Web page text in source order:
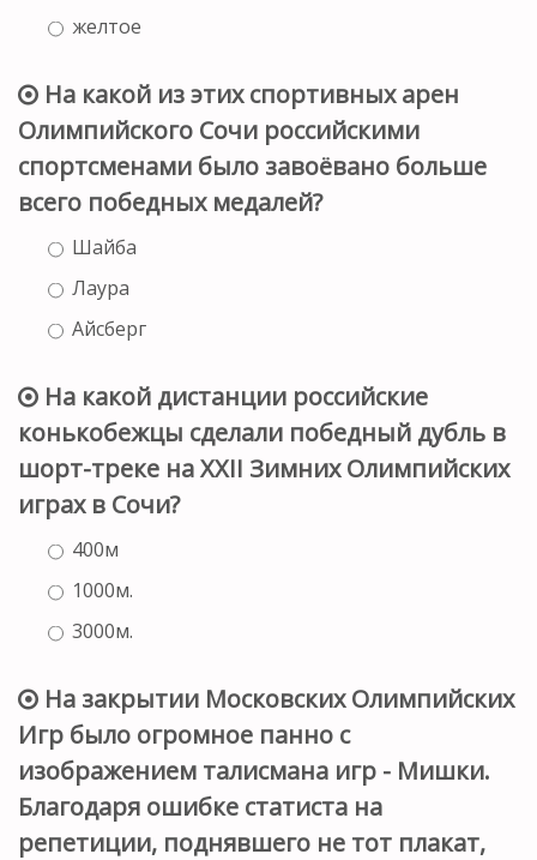
желтое
На какой из этих спортивных арен
Олимпийского Сочи российскими
спортсменами было завоёвано больше
всего победных медалей?
Шайба
Лаура
Айсберг
На какой дистанции российские
конькобежцы сделали победный дубль в
шорт-треке на XXII Зимних Олимпийских
играх в Сочи?
400м
1000м.
3000м.
На закрытии Московских Олимпийских
Игр было огромное панно с
изображением талисмана игр - Мишки.
Благодаря ошибке статиста на
репетиции, поднявшего не тот плакат,